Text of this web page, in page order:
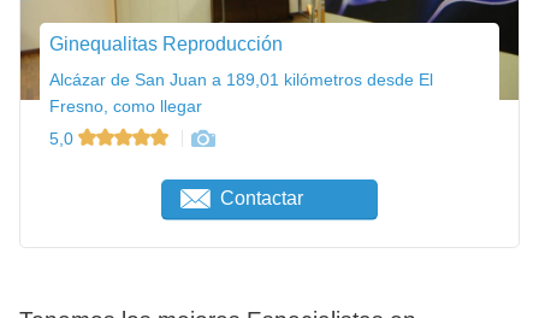
Ginequalitas Reproducción
Alcázar de San Juan a 189,01 kilómetros desde El
Fresno, como llegar
5,0
Contactar